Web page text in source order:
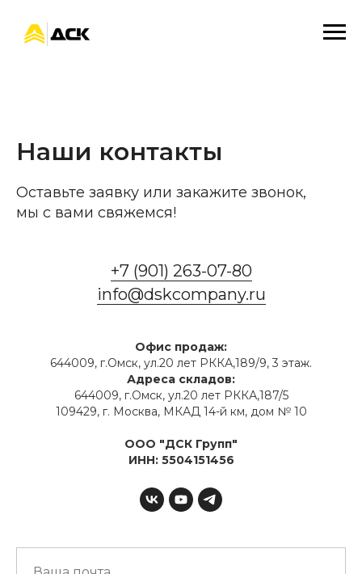
Наши контакты
Оставьте заявку или закажите звонок,
мы с вами свяжемся!
+7 (901) 263-07-80
info@dskcompany.ru
Офис продаж:
644009, г.Омск, ул.20 лет РККА,189/9, 3 этаж.
Адреса складов:
644009, г.Омск, ул.20 лет РККА,187/5
109429, г. Москва, МКАД 14-й км, дом № 10
ООО "ДСК Групп"
ИНН: 5504151456